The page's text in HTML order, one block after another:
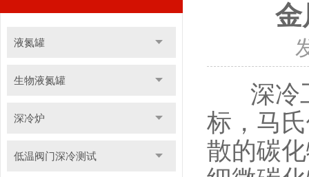
液氮罐
生物液氮罐
深冷炉
低温阀门深冷测试
金
深冷工
标，马
散的碳